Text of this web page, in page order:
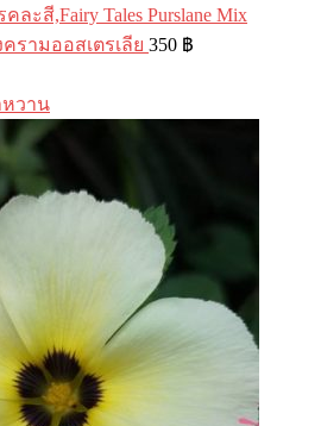
ะสี,Fairy Tales Purslane Mix
ครามออสเตรเลีย 350 ฿
วาน